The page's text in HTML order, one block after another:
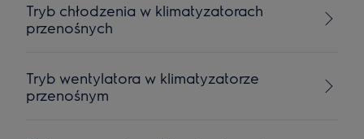
Tryb chłodzenia w klimatyzatorach
przenośnych
Tryb wentylatora w klimatyzatorze
przenośnym